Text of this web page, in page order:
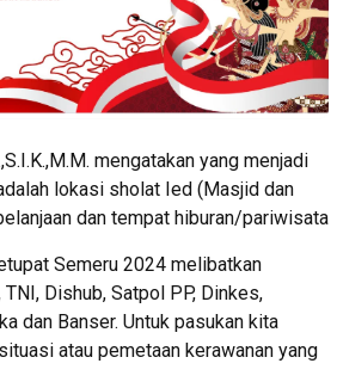
mengatakan yang menjadi
lokasi sholat Ied (Masjid dan
dan tempat hiburan/pariwisata
Semeru 2024 melibatkan
Dishub, Satpol PP, Dinkes,
dan Banser. Untuk pasukan kita
atau pemetaan kerawanan yang